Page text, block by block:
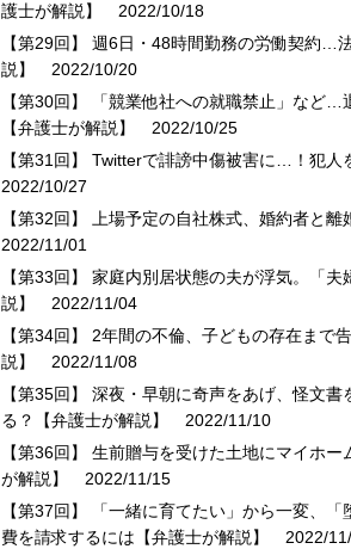
護士が解説】
2022/10/18
【第29回】 週6日・48時間勤務の労働契約…
説】
2022/10/20
【第30回】 「競業他社への就職禁止」など
【弁護士が解説】
2022/10/25
【第31回】 Twitterで誹謗中傷被害に…！犯人
2022/10/27
【第32回】 上場予定の自社株式、婚約者と
2022/11/01
【第33回】 家庭内別居状態の夫が浮気。「
説】
2022/11/04
【第34回】 2年間の不倫、子どもの存在ま
説】
2022/11/08
【第35回】 深夜・早朝に奇声をあげ、怪文
る？【弁護士が解説】
2022/11/10
【第36回】 生前贈与を受けた土地にマイホ
が解説】
2022/11/15
【第37回】 「一緒に育てたい」から一変、
費を請求するには【弁護士が解説】
2022/